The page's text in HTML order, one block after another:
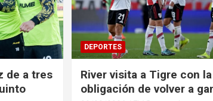
de a tres
DEPORTES
River visita a Tigre con la
obligación de volver a